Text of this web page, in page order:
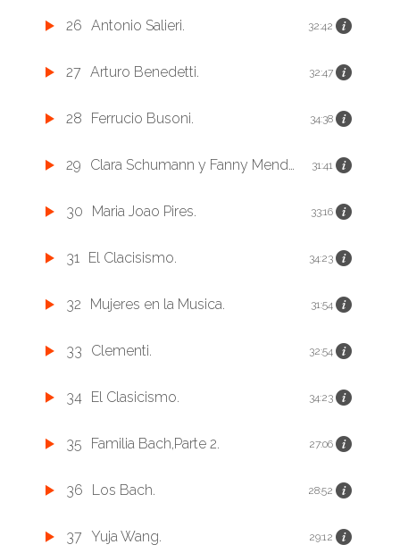
26 Antonio Salieri. 32:42
27 Arturo Benedetti. 32:47
28 Ferrucio Busoni. 34:38
29 Clara Schumann y Fanny Mendelssohn. 31:41
30 Maria Joao Pires. 33:16
31 El Clacisismo. 34:23
32 Mujeres en la Musica. 31:54
33 Clementi. 32:54
34 El Clasicismo. 34:23
35 Familia Bach,Parte 2. 27:06
36 Los Bach. 28:52
37 Yuja Wang. 29:12